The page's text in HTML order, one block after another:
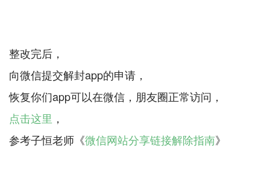
整改完后，
向微信提交解封app的申请，
点击这里 ，
参考子恒老师《微信网站分享链接解除指南》